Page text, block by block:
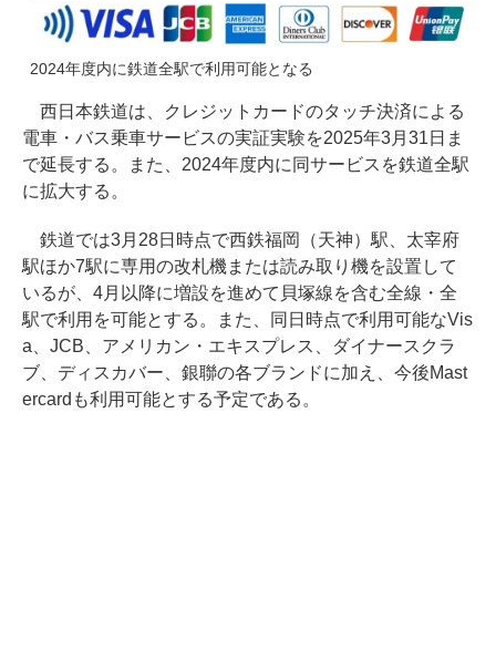
2024年度内に鉄道全駅で利用可能となる
西日本鉄道は、クレジットカードのタッチ決済による
電車・バス乗車サービスの実証実験を2025年3月31日ま
で延長する。また、2024年度内に同サービスを鉄道全駅
に拡大する。
鉄道では3月28日時点で⻄鉄福岡（天神）駅、太宰府
駅ほか7駅に専用の改札機または読み取り機を設置して
いるが、4月以降に増設を進めて貝塚線を含む全線・全
駅で利用を可能とする。また、同日時点で利用可能なVis
a、JCB、アメリカン・エキスプレス、ダイナースクラ
ブ、ディスカバー、銀聯の各ブランドに加え、今後Mast
ercardも利用可能とする予定である。